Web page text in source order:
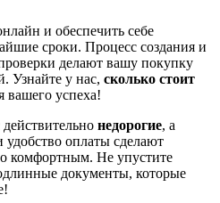
и обеспечить себе
сроки. Процесс создания и
делают вашу покупку
Узнайте у нас, сколько стоит
вашего успеха!
недорогие, а
оплаты сделают
комфортным. Не упустите
документы, которые